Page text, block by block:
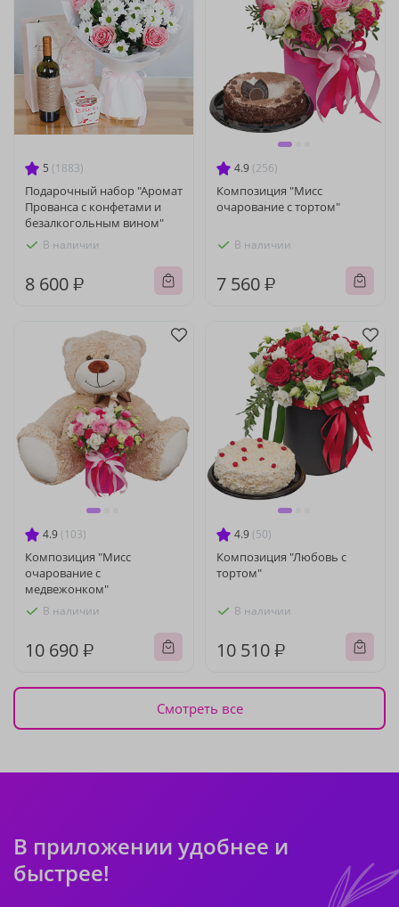
5 (1883)
Подарочный набор "Аромат
Прованса с конфетами и
безалкогольным вином"
В наличии
8 600 ₽
4.9 (256)
Композиция "Мисс
очарование с тортом"
В наличии
7 560 ₽
4.9 (103)
Композиция "Мисс
очарование с
медвежонком"
В наличии
10 690 ₽
4.9 (50)
Композиция "Любовь с
тортом"
В наличии
10 510 ₽
Смотреть все
В приложении удобнее и
быстрее!